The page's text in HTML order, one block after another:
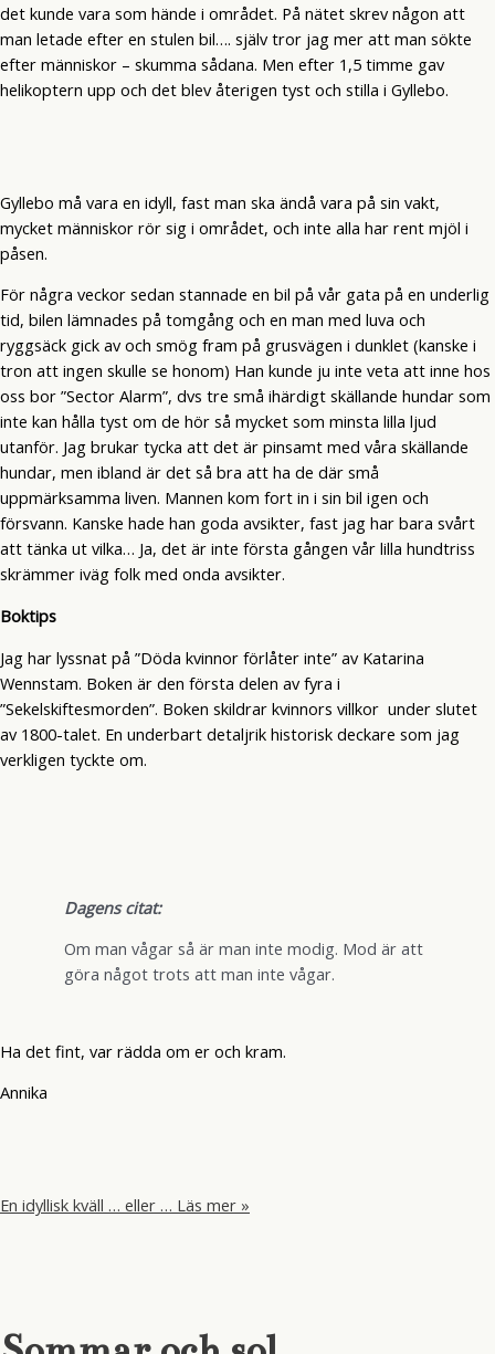
det kunde vara som hände i området. På nätet skrev någon att
man letade efter en stulen bil…. själv tror jag mer att man sökte
efter människor – skumma sådana. Men efter 1,5 timme gav
helikoptern upp och det blev återigen tyst och stilla i Gyllebo.
Gyllebo må vara en idyll, fast man ska ändå vara på sin vakt,
mycket människor rör sig i området, och inte alla har rent mjöl i
påsen.
För några veckor sedan stannade en bil på vår gata på en underlig
tid, bilen lämnades på tomgång och en man med luva och
ryggsäck gick av och smög fram på grusvägen i dunklet (kanske i
tron att ingen skulle se honom) Han kunde ju inte veta att inne hos
oss bor ”Sector Alarm”, dvs tre små ihärdigt skällande hundar som
inte kan hålla tyst om de hör så mycket som minsta lilla ljud
utanför. Jag brukar tycka att det är pinsamt med våra skällande
hundar, men ibland är det så bra att ha de där små
uppmärksamma liven. Mannen kom fort in i sin bil igen och
försvann. Kanske hade han goda avsikter, fast jag har bara svårt
att tänka ut vilka… Ja, det är inte första gången vår lilla hundtriss
skrämmer iväg folk med onda avsikter.
Boktips
Jag har lyssnat på ”Döda kvinnor förlåter inte” av Katarina
Wennstam. Boken är den första delen av fyra i
”Sekelskiftesmorden”. Boken skildrar kvinnors villkor under slutet
av 1800-talet. En underbart detaljrik historisk deckare som jag
verkligen tyckte om.
Dagens citat:
Om man vågar så är man inte modig. Mod är att
göra något trots att man inte vågar.
Ha det fint, var rädda om er och kram.
Annika
En idyllisk kväll … eller … Läs mer »